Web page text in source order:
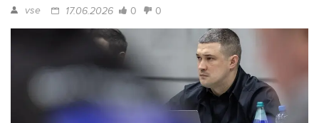
vse 17.06.2026 0 0